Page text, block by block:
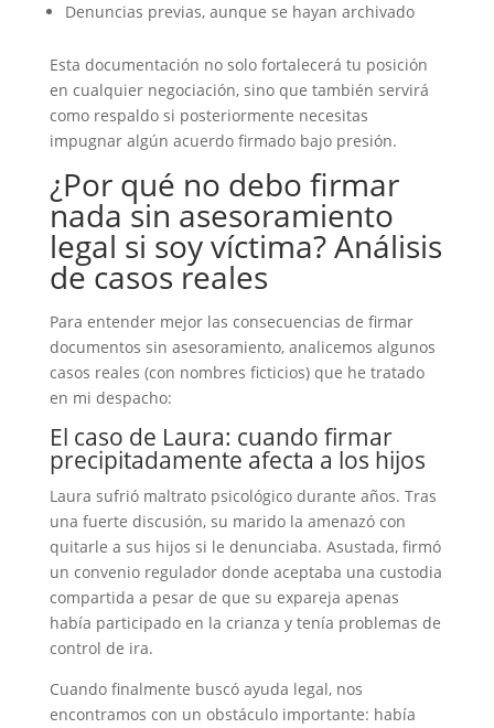
Denuncias previas, aunque se hayan archivado
Esta documentación no solo fortalecerá tu posición
en cualquier negociación, sino que también servirá
como respaldo si posteriormente necesitas
impugnar algún acuerdo firmado bajo presión.
¿Por qué no debo firmar
nada sin asesoramiento
legal si soy víctima? Análisis
de casos reales
Para entender mejor las consecuencias de firmar
documentos sin asesoramiento, analicemos algunos
casos reales (con nombres ficticios) que he tratado
en mi despacho:
El caso de Laura: cuando firmar
precipitadamente afecta a los hijos
Laura sufrió maltrato psicológico durante años. Tras
una fuerte discusión, su marido la amenazó con
quitarle a sus hijos si le denunciaba. Asustada, firmó
un convenio regulador donde aceptaba una custodia
compartida a pesar de que su expareja apenas
había participado en la crianza y tenía problemas de
control de ira.
Cuando finalmente buscó ayuda legal, nos
encontramos con un obstáculo importante: había